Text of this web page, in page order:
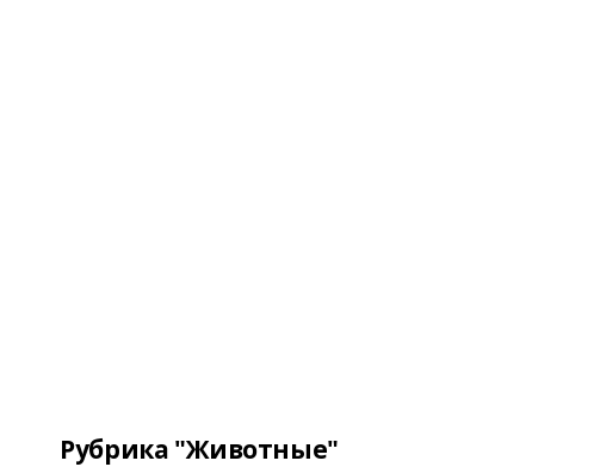
Рубрика "Животные"